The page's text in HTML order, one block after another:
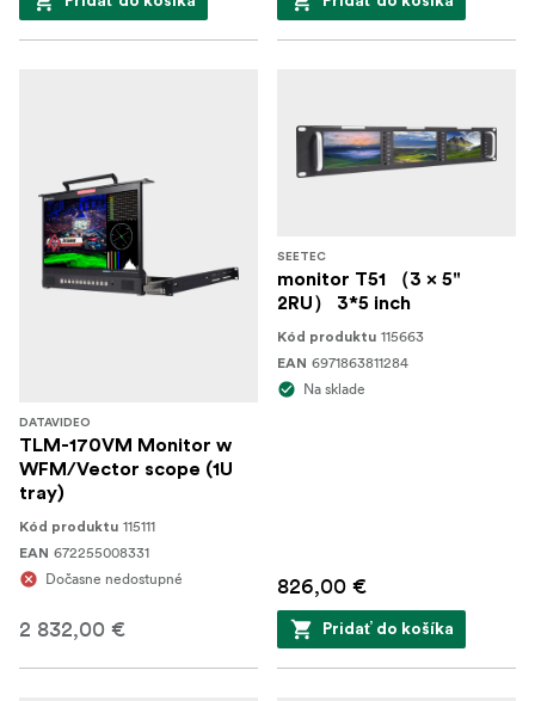
DATAVIDEO
TLM-170VM Monitor w
WFM/Vector scope (1U
tray)
Kód produktu 115111
EAN 672255008331
Dočasne nedostupné
2 832,00 €
SEETEC
monitor T51 （3 x 5"
2RU） 3*5 inch
Kód produktu 115663
EAN 6971863811284
Na sklade
826,00 €
Pridať do košíka